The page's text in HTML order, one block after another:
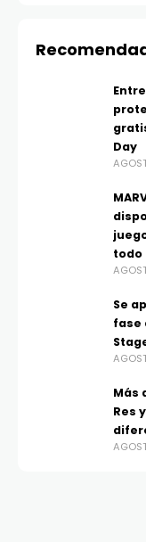
Day
todo
Se
fase
Más
Res